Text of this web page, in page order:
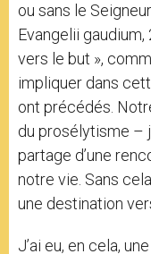
ou sans le
Evangelii
vers le but »,
impliquer dans
ont précédés.
du prosélytisme –
partage d’une
notre vie. Sans
une destination
J’ai eu, en cela,